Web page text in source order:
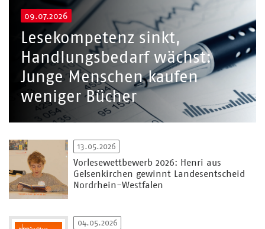
09.07.2026
Lesekompetenz sinkt,
Handlungsbedarf wächst:
Junge Menschen kaufen
weniger Bücher
13.05.2026
Vorlesewettbewerb 2026: Henri aus
Gelsenkirchen gewinnt Landesentscheid
Nordrhein-Westfalen
04.05.2026